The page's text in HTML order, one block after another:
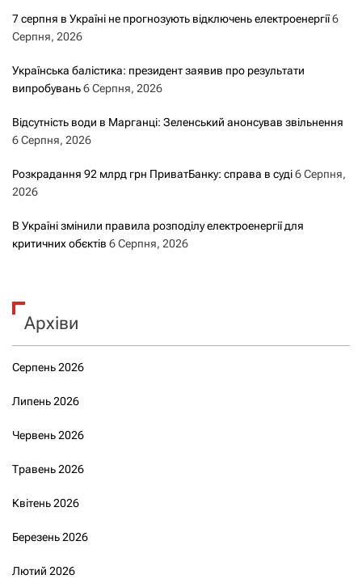
7 серпня в Україні не прогнозують відключень електроенергії6
Серпня, 2026
Українська балістика: президент заявив про результати
випробувань6 Серпня, 2026
Відсутність води в Марганці: Зеленський анонсував звільнення
6 Серпня, 2026
Розкрадання 92 млрд грн ПриватБанку: справа в суді6 Серпня,
2026
В Україні змінили правила розподілу електроенергії для
критичних обєктів 6 Серпня, 2026
Архіви
Серпень 2026
Липень 2026
Червень 2026
Травень 2026
Квітень 2026
Березень 2026
Лютий 2026